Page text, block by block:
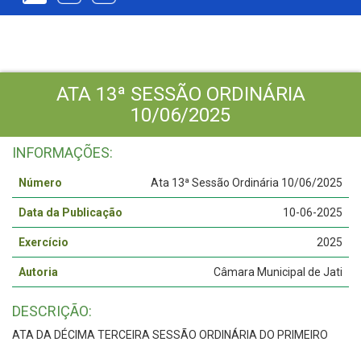
ATA 13ª SESSÃO ORDINÁRIA
10/06/2025
INFORMAÇÕES:
Número Ata 13ª Sessão Ordinária 10/06/2025
Data da Publicação 10-06-2025
Exercício 2025
Autoria Câmara Municipal de Jati
DESCRIÇÃO:
ATA DA DÉCIMA TERCEIRA SESSÃO ORDINÁRIA DO PRIMEIRO